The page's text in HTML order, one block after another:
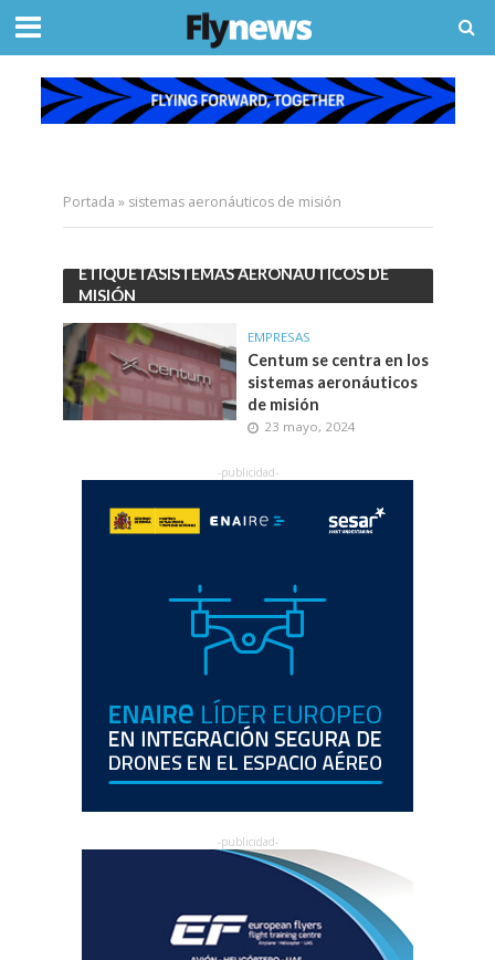
Portada » sistemas aeronáuticos de misión
ETIQUETASISTEMAS AERONÁUTICOS DE
MISIÓN
EMPRESAS
Centum se centra en los
sistemas aeronáuticos
de misión
23 mayo, 2024